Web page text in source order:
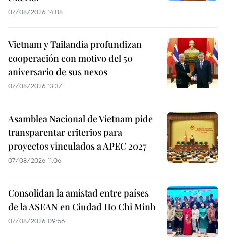
07/08/2026 14:08
Vietnam y Tailandia profundizan
cooperación con motivo del 50
aniversario de sus nexos
07/08/2026 13:37
Asamblea Nacional de Vietnam pide
transparentar criterios para
proyectos vinculados a APEC 2027
07/08/2026 11:06
Consolidan la amistad entre países
de la ASEAN en Ciudad Ho Chi Minh
07/08/2026 09:56